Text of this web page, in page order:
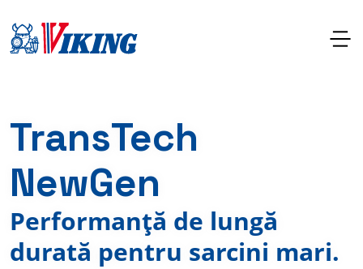
TransTech
NewGen
Performanță de lungă
durată pentru sarcini mari.